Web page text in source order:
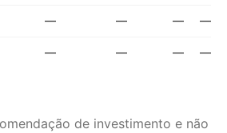
— — — —
— — — —
de investimento e não